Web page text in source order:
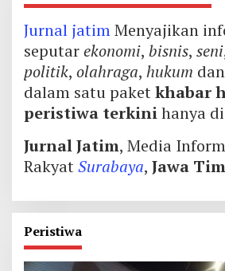
Jurnal jatimMenyajikan
seputarekonomi, bisnis, seni
politik, olahraga, hukum dan
dalam satu paketkhabar
peristiwa terkinihanya di
Jurnal Jatim, Media
RakyatSurabaya, Jawa
Peristiwa